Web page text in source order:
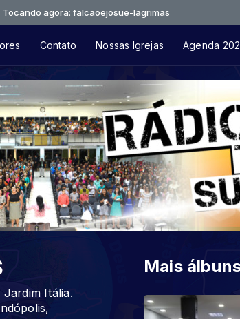
falcaoejosue-lagrimas
Contato Nossas Igrejas Agenda
Jardim Itália.
Mais